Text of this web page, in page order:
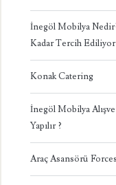
İnegöl Mobilya
Kadar Tercih
Konak Catering
İnegöl Mobilya
Yapılır ?
Araç Asansörü